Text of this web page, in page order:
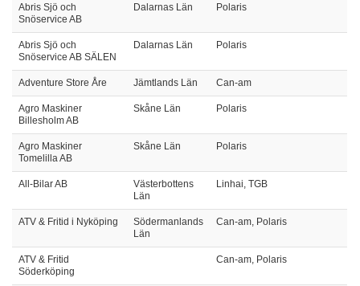
Abris Sjö och
Snöservice AB
Dalarnas Län Polaris
Abris Sjö och
Snöservice AB SÄLEN
Dalarnas Län Polaris
Adventure Store Åre Jämtlands Län Can-am
Agro Maskiner
Billesholm AB
Skåne Län Polaris
Agro Maskiner
Tomelilla AB
Skåne Län Polaris
All-Bilar AB
Västerbottens
Län
Linhai, TGB
ATV & Fritid i Nyköping
Södermanlands
Län
Can-am, Polaris
ATV & Fritid
Söderköping
Can-am, Polaris